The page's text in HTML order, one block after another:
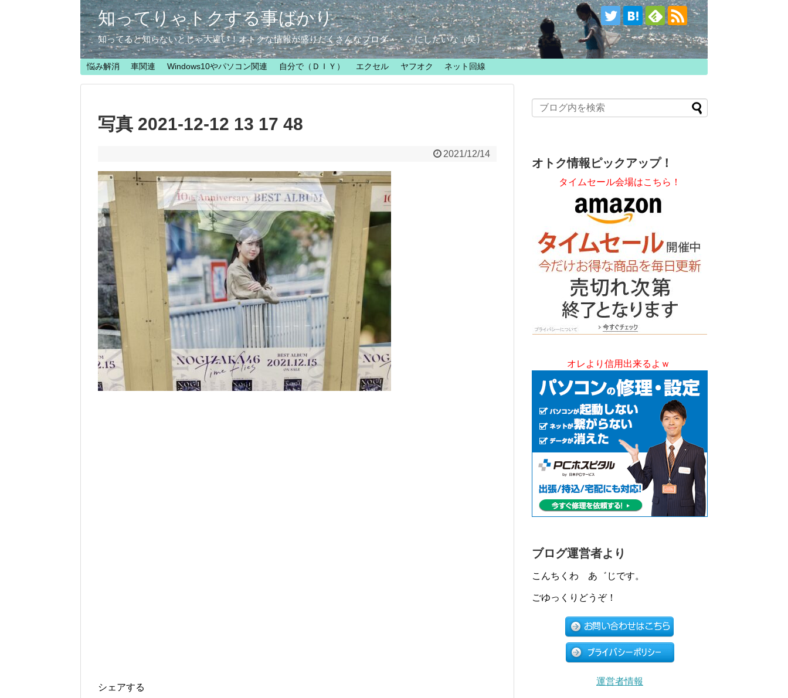
知ってりゃトクする事ばかり
知ってると知らないとじゃ大違い！オトクな情報が盛りだくさんなブログ・・・にしたいな（笑）
悩み解消 車関連 Windows10やパソコン関連 自分で（ＤＩＹ） エクセル ヤフオク ネット回線
写真 2021-12-12 13 17 48
2021/12/14
シェアする
オトク情報ピックアップ！
タイムセール会場はこちら！
オレより信用出来るよｗ
ブログ運営者より
こんちくわ あ゛じです。
ごゆっくりどうぞ！
運営者情報